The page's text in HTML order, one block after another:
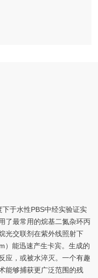
于水性PBS中经实验证实
了最常用的烷基二氮杂环丙
光交联剂在紫外线照射下
）能迅速产生卡宾。生成的
应，或被水淬灭。一个有趣
能够捕获更广泛范围的残